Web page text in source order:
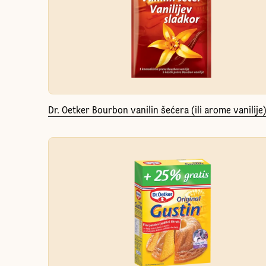
Dr. Oetker Bourbon vanilin šećera (ili arome vanilije)